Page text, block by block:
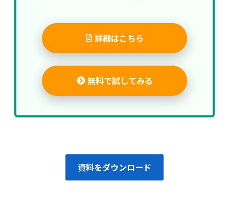
詳細はこちら
無料で試してみる
資料をダウンロード